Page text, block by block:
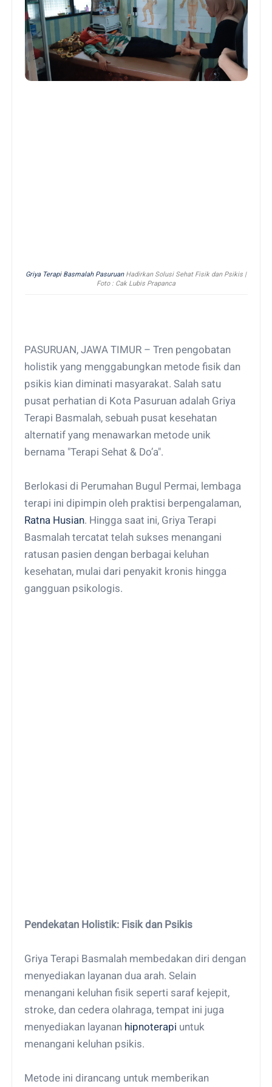
Griya Terapi Basmalah PasuruanHadirkan Solusi Sehat Fisik dan Psikis |
Foto : Cak Lubis Prapanca
PASURUAN, JAWA TIMUR – Tren pengobatan
holistik yang menggabungkan metode fisik dan
psikis kian diminati masyarakat. Salah satu
pusat perhatian di Kota Pasuruan adalah Griya
Terapi Basmalah, sebuah pusat kesehatan
alternatif yang menawarkan metode unik
bernama "Terapi Sehat & Do’a".
Berlokasi di Perumahan Bugul Permai, lembaga
terapi ini dipimpin oleh praktisi berpengalaman,
Ratna Husian. Hingga saat ini, Griya Terapi
Basmalah tercatat telah sukses menangani
ratusan pasien dengan berbagai keluhan
kesehatan, mulai dari penyakit kronis hingga
gangguan psikologis.
Pendekatan Holistik: Fisik dan Psikis
Griya Terapi Basmalah membedakan diri dengan
menyediakan layanan dua arah. Selain
menangani keluhan fisik seperti saraf kejepit,
stroke, dan cedera olahraga, tempat ini juga
menyediakan layanan hipnoterapi untuk
menangani keluhan psikis.
Metode ini dirancang untuk memberikan